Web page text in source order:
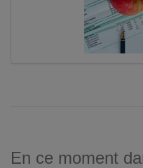
En ce moment